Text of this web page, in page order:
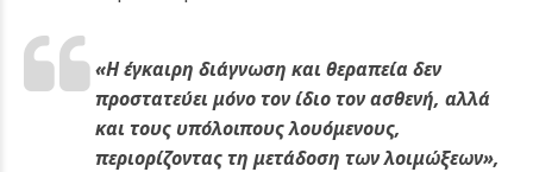
«Η έγκαιρη διάγνωση και θεραπεία δεν
προστατεύει μόνο τον ίδιο τον ασθενή, αλλά
και τους υπόλοιπους λουόμενους,
περιορίζοντας τη μετάδοση των λοιμώξεων»,